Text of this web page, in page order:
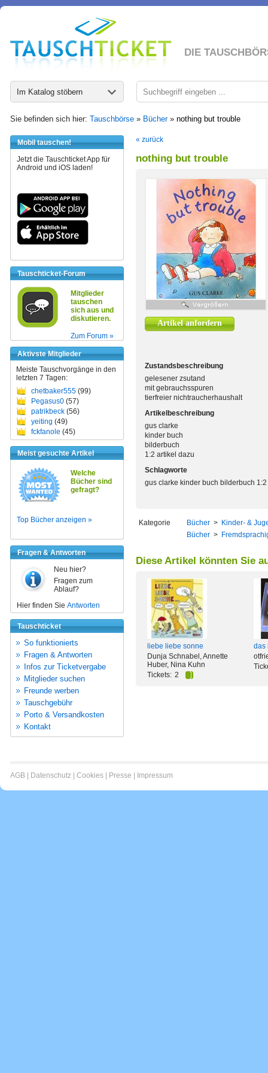
DIE
Im Katalog stöbern
Sie befinden sich hier: Tauschbörse » Bücher» nothing but trouble
Mobil tauschen!
Jetzt die Tauschticket App für
Android und iOS laden!
Tauschticket-Forum
Mitglieder
tauschen
sich aus und
diskutieren.
Zum Forum »
Aktivste Mitglieder
Meiste Tauschvorgänge in den
letzten 7 Tagen:
chetbaker555 (99)
Pegasus0 (57)
patrikbeck (56)
yeiting (49)
fckfanole (45)
Meist gesuchte Artikel
Welche
Bücher sind
gefragt?
Top Bücher anzeigen »
Fragen & Antworten
Neu hier?
Fragen zum
Ablauf?
Hier finden Sie Antworten
Tauschticket
So funktionierts
Fragen & Antworten
Infos zur Ticketvergabe
Mitglieder suchen
Freunde werben
Tauschgebühr
Porto & Versandkosten
Kontakt
« zurück
nothing but trouble
Artikel anfordern
Zustandsbeschreibung
gelesener zsutand
mit gebrauchsspuren
tierfreier nichtraucherhaushalt
Artikelbeschreibung
gus clarke
kinder buch
bilderbuch
1:2 artikel dazu
Schlagworte
gus clarke kinder buch bilderbuch
Kategorie Bücher > Kinder- &
Bücher >
Diese Artikel könnten Sie
liebe liebe sonne
Dunja Schnabel, Annette
Huber, Nina Kuhn
Tickets: 2
das
AGB Datenschutz Cookies Presse Impressum